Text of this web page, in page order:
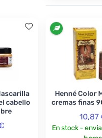
cabello
Henné Color
cremas finas
10,87
En stock -